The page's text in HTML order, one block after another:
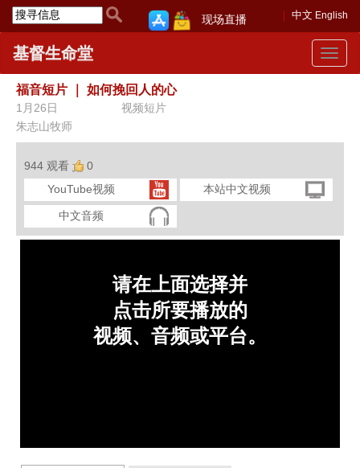
中文 English
现场直播
Toggle
基督生命堂
福音短片 如何挽回人的心
1月26日
视频短片
朱志山牧师
944 观看
0
YouTube视频
本站中文视频
中文音频